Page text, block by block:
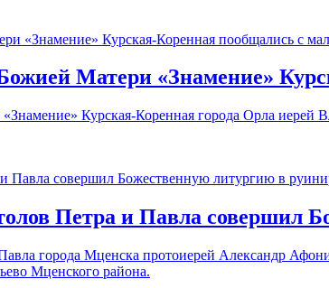
Матери «Знамение»
Курская-Коренная города Орла иерей
Петра и Павла совершил
города Мценска протоиерей Александр
Мценского района.